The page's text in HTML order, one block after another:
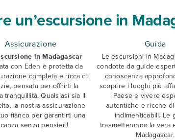
un’escursione in
Assicurazione
in Madagascar
con Eden è protetta da
completa e ricca di
pensata per offrirti la
tranquillità. Qualsiasi sia il
la nostra assicurazione
fianco per garantirti una
senza pensieri!
Guida
Le escursioni in
condotte da guide
conoscenza
scoprire i luoghi più
Paese e vivere
autentiche e ricche
indimenticabili. Le
trasmetteranno la vera
Madagascar.